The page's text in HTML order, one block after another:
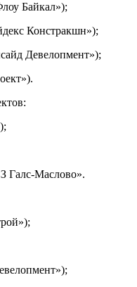
Байкал»);
Констракшн»);
Девелопмент»);
Маслово».